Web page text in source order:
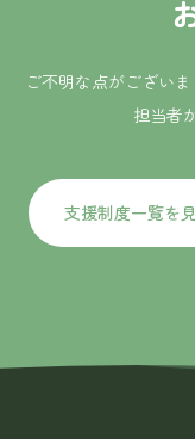
ご不明な点がござい
担当者
支援制度一覧を